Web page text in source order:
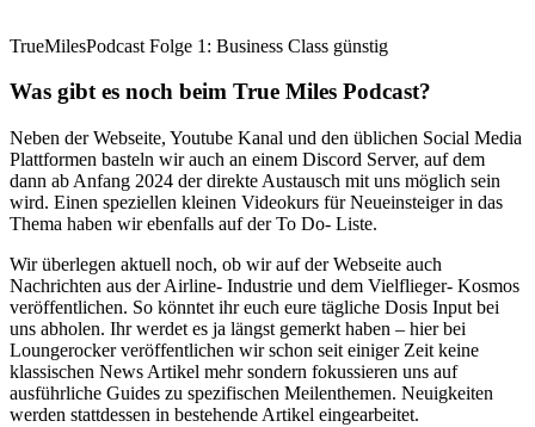
TrueMilesPodcast Folge 1: Business Class günstig
Was gibt es noch beim True Miles Podcast?
Neben der Webseite, Youtube Kanal und den üblichen Social Media
Plattformen basteln wir auch an einem Discord Server, auf dem
dann ab Anfang 2024 der direkte Austausch mit uns möglich sein
wird. Einen speziellen kleinen Videokurs für Neueinsteiger in das
Thema haben wir ebenfalls auf der To Do- Liste.
Wir überlegen aktuell noch, ob wir auf der Webseite auch
Nachrichten aus der Airline- Industrie und dem Vielflieger- Kosmos
veröffentlichen. So könntet ihr euch eure tägliche Dosis Input bei
uns abholen. Ihr werdet es ja längst gemerkt haben – hier bei
Loungerocker veröffentlichen wir schon seit einiger Zeit keine
klassischen News Artikel mehr sondern fokussieren uns auf
ausführliche Guides zu spezifischen Meilenthemen. Neuigkeiten
werden stattdessen in bestehende Artikel eingearbeitet.